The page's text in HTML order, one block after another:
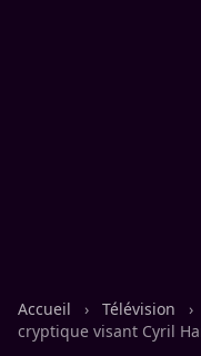
Accueil › Télévision ›
cryptique visant Cyril